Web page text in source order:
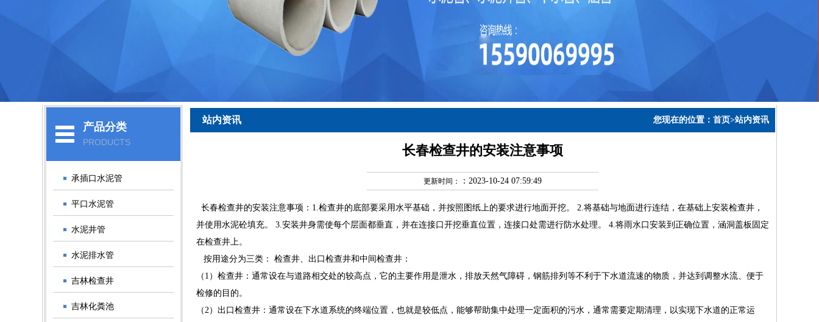
产品分类
PRODUCTS
承插口水泥管
平口水泥管
水泥井管
水泥排水管
吉林检查井
吉林化粪池
站内资讯 您现在的位置： 首页>站内资讯
长春检查井的安装注意事项
更新时间： ：2023-10-24 07:59:49
长春检查井的安装注意事项：1.检查井的底部要采用水平基础，并按照图纸上的要求进行地面开挖。 2.将基础与地面进行连结，在基础上安装检查井，
并使用水泥砼填充。 3.安装井身需使每个层面都垂直，并在连接口开挖垂直位置，连接口处需进行防水处理。 4.将雨水口安装到正确位置，涵洞盖板固定
在检查井上。
按用途分为三类： 检查井、出口检查井和中间检查井：
（1）检查井：通常设在与道路相交处的较高点，它的主要作用是泄水，排放天然气障碍，钢筋排列等不利于下水道流速的物质，并达到调整水流、便于
检修的目的。
（2）出口检查井：通常设在下水道系统的终端位置，也就是较低点，能够帮助集中处理一定面积的污水，通常需要定期清理，以实现下水道的正常运